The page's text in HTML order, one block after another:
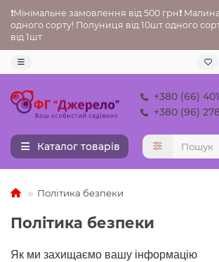
❗Мінімальне замовлення від 500 грн❗
одного сорту! Полуниця від 10шт одного
від 1шт
+380 (66)
+380 (96)
Каталог товарів
Політика безпеки
Політика безпеки
Як ми захищаємо вашу інформацію